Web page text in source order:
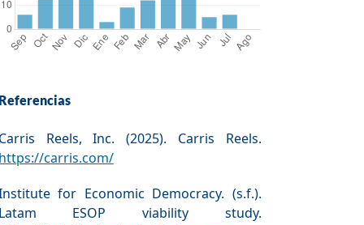
Reels, Inc. (2025). Carris Reels.
carris.com/
for Economic Democracy. (s.f.).
ESOP viability study.